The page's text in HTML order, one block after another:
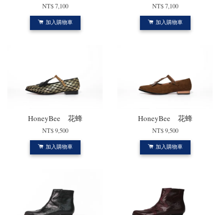
NT$ 7,100
加入購物車
NT$ 7,100
加入購物車
HoneyBee 花蜂
NT$ 9,500
加入購物車
HoneyBee 花蜂
NT$ 9,500
加入購物車